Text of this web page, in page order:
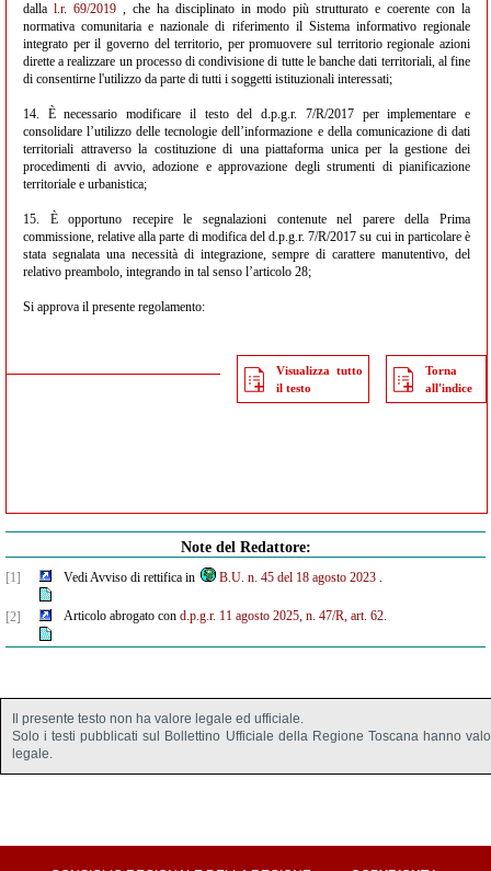
dalla l.r. 69/2019, che ha disciplinato in modo più strutturato e coerente con la
normativa comunitaria e nazionale di riferimento il Sistema informativo regionale
integrato per il governo del territorio, per promuovere sul territorio regionale azioni
dirette a realizzare un processo di condivisione di tutte le banche dati territoriali, al fine
di consentirne l'utilizzo da parte di tutti i soggetti istituzionali interessati;
14. È necessario modificare il testo del d.p.g.r. 7/R/2017 per implementare e
consolidare l’utilizzo delle tecnologie dell’informazione e della comunicazione di dati
territoriali attraverso la costituzione di una piattaforma unica per la gestione dei
procedimenti di avvio, adozione e approvazione degli strumenti di pianificazione
territoriale e urbanistica;
15. È opportuno recepire le segnalazioni contenute nel parere della Prima
commissione, relative alla parte di modifica del d.p.g.r. 7/R/2017 su cui in particolare è
stata segnalata una necessità di integrazione, sempre di carattere manutentivo, del
relativo preambolo, integrando in tal senso l’articolo 28;
Si approva il presente regolamento:
Visualizza tutto
il testo
Torna
all'indice
Note del Redattore:
[1] Vedi Avviso di rettifica in B.U. n. 45 del 18 agosto 2023.
[2] Articolo abrogato con d.p.g.r. 11 agosto 2025, n. 47/R, art. 62.
Il presente testo non ha valore legale ed ufficiale.
Solo i testi pubblicati sul Bollettino Ufficiale della Regione Toscana hanno
legale.